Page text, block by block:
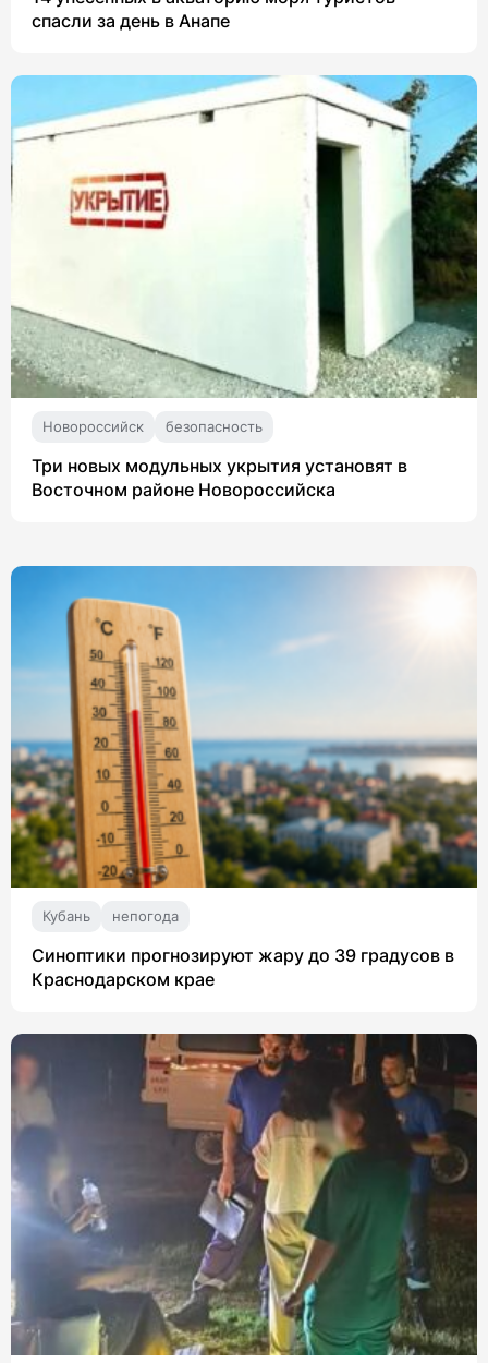
спасли за день в Анапе
Новороссийск безопасность
Три новых модульных укрытия установят в
Восточном районе Новороссийска
Кубань непогода
Синоптики прогнозируют жару до 39 градусов в
Краснодарском крае